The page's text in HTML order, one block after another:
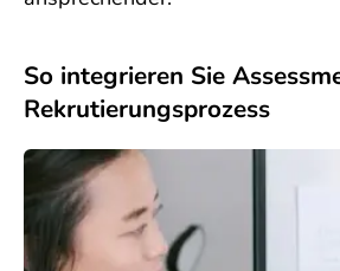
So integrieren Sie
Rekrutierungsprozess